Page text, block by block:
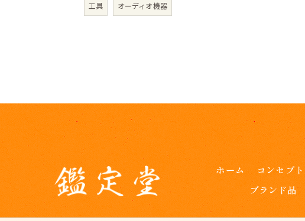
工具 オーディオ機器
ホーム コンセプト
ブランド品